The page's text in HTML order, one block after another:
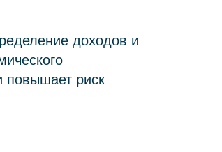
доходов и
повышает риск